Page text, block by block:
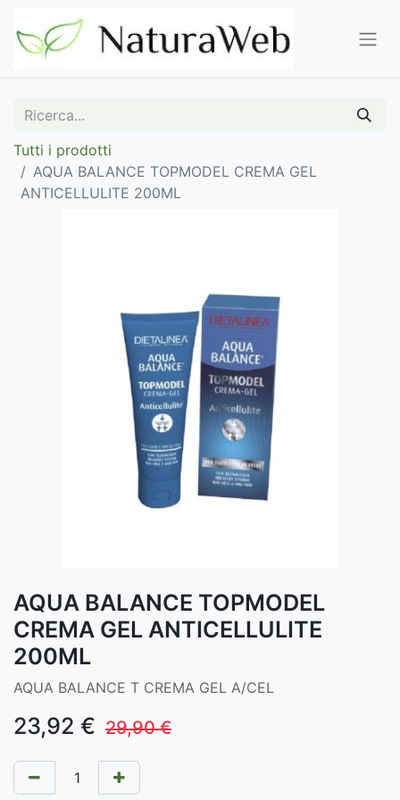
Tutti i prodotti
AQUA BALANCE TOPMODEL CREMA GEL
ANTICELLULITE 200ML
AQUA BALANCE TOPMODEL
CREMA GEL ANTICELLULITE
200ML
AQUA BALANCE T CREMA GEL A/CEL
23,92 € 29,90€